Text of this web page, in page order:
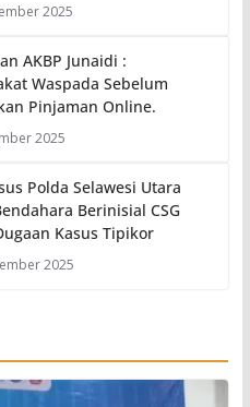
2025
AKBP Junaidi :
Waspada Sebelum
Pinjaman Online.
2025
Polda Selawesi Utara
Berinisial CSG
Kasus Tipikor
2025